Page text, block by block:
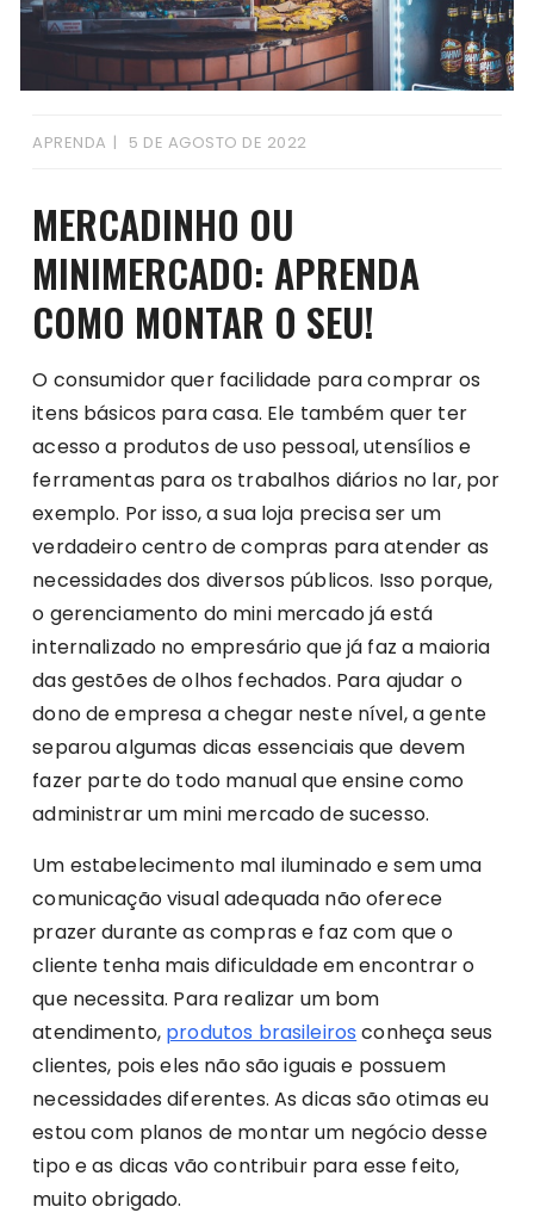
APRENDA 5 DE AGOSTO DE 2022
MERCADINHO OU
MINIMERCADO: APRENDA
COMO MONTAR O SEU!
O consumidor quer facilidade para comprar os
itens básicos para casa. Ele também quer ter
acesso a produtos de uso pessoal, utensílios e
ferramentas para os trabalhos diários no lar, por
exemplo. Por isso, a sua loja precisa ser um
verdadeiro centro de compras para atender as
necessidades dos diversos públicos. Isso porque,
o gerenciamento do mini mercado já está
internalizado no empresário que já faz a maioria
das gestões de olhos fechados. Para ajudar o
dono de empresa a chegar neste nível, a gente
separou algumas dicas essenciais que devem
fazer parte do todo manual que ensine como
administrar um mini mercado de sucesso.
Um estabelecimento mal iluminado e sem uma
comunicação visual adequada não oferece
prazer durante as compras e faz com que o
cliente tenha mais dificuldade em encontrar o
que necessita. Para realizar um bom
atendimento, produtos brasileiros conheça seus
clientes, pois eles não são iguais e possuem
necessidades diferentes. As dicas são otimas eu
estou com planos de montar um negócio desse
tipo e as dicas vão contribuir para esse feito,
muito obrigado.